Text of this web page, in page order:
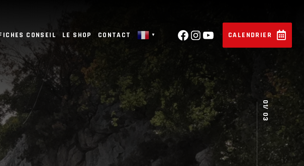
CONSEIL LE SHOP CONTACT ▼ CALENDRIER